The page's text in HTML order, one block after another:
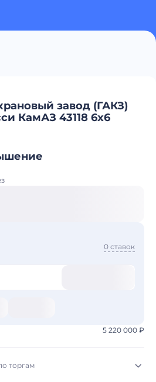
завод (ГАКЗ)
КамАЗ 43118 6x6
0 ставок
5 220 000 ₽
торгам